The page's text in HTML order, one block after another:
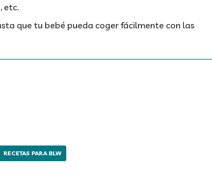
etc.
que tu bebé pueda coger fácilmente con las
RECETAS PARA BLW